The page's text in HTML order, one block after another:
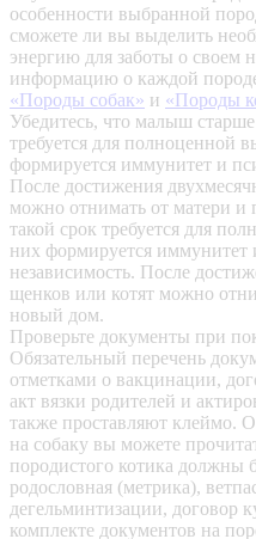
особенности выбранной
сможете ли вы выделить
энергию для заботы о
информацию о каждой
«Породы собак» и «Породы
Убедитесь, что малыш
требуется для полноценной
формируется иммунитет и
После достижения
можно отнимать от матери
такой срок требуется для
них формируется иммунитет
независимость. После
щенков или котят можно
новый дом.
Проверьте документы при
Обязательный перечень
отметками о вакцинации,
акт вязки родителей и
также проставляют клеймо.
на собаку вы можете
породистого котика
родословная (метрика),
дегельминтизации, договор
комплекте документов на